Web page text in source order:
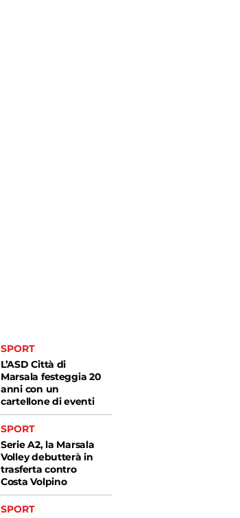
SPORT
L’ASD Città di
Marsala festeggia 20
anni con un
cartellone di eventi
SPORT
Serie A2, la Marsala
Volley debutterà in
trasferta contro
Costa Volpino
SPORT